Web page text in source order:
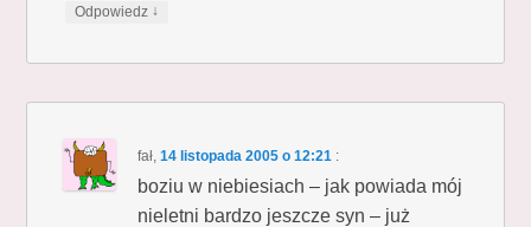
Odpowiedz ↓
fał,14 listopada 2005 o 12:21 :
boziu w niebiesiach – jak powiada mój
nieletni bardzo jeszcze syn – już